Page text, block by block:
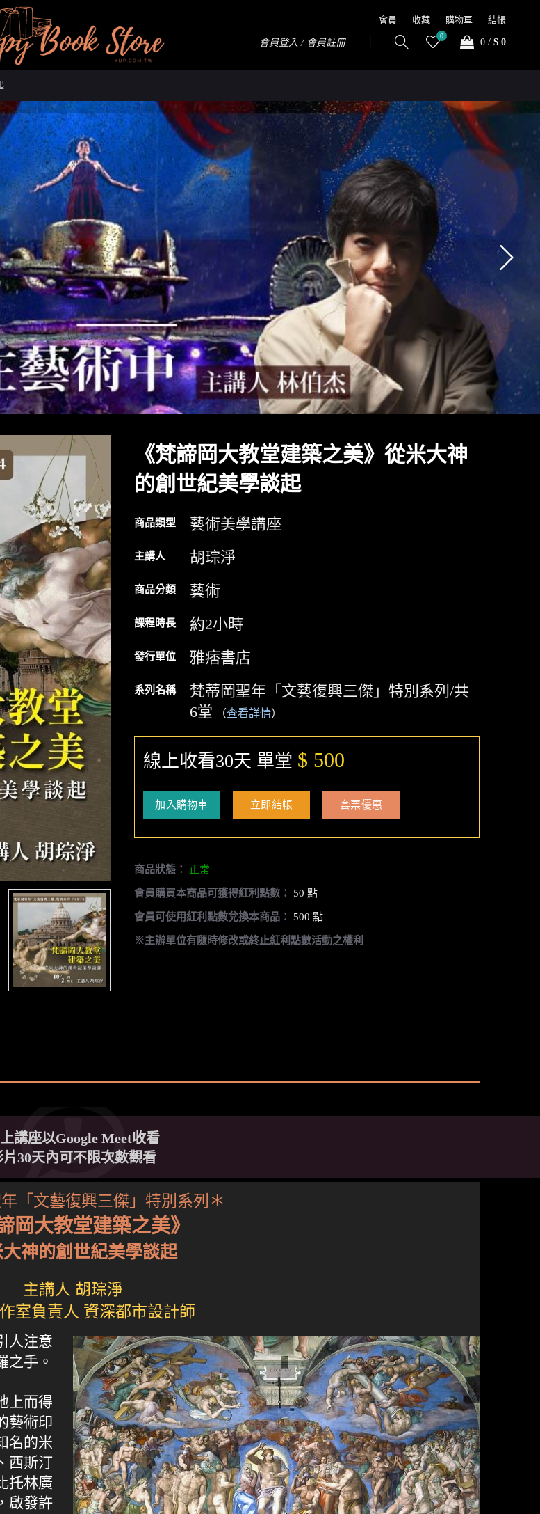
會員 收藏 購物車 結帳
會員登入 / 會員註冊
0
0 / $ 0
《梵諦岡大教堂建築之美》從米大神
的創世紀美學談起
商品類型 藝術美學講座
主講人 胡琮淨
商品分類 藝術
課程時長 約2小時
發行單位 雅痞書店
系列名稱
梵蒂岡聖年「文藝復興三傑」特別系列/共
6堂
（查看詳情）
線上收看30天 單堂 $ 500
加入購物車 立即結帳 套票優惠
商品狀態： 正常
會員購買本商品可獲得紅利點數： 50 點
會員可使用紅利點數兌換本商品： 500 點
※主辦單位有隨時修改或終止紅利點數活動之權利
講座以Google Meet收看
片30天內可不限次數觀看
「文藝復興三傑」特別系列＊
岡大教堂建築之美》
神的創世紀美學談起
主講人 胡琮淨
室負責人 資深都市設計師
人注意
之手。
上而得
藝術印
名的米
西斯汀
托林廣
啟發許